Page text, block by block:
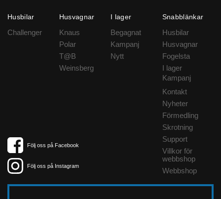
Husbilar
Challenger
Husvagnar
Knaus
Polar
T@B
Weinsberg
I lager
Begagnat
Kampanj
Nytt
Snabblänkar
Husbilar
Husvagnar
Fogelsta
I lager
Kampanj
Kontakt
Nyheter
Förmedling
Skrotning
Support
Villkor för
webbshop
Webbshop
Följ oss på Facebook
Följ oss på Instagram